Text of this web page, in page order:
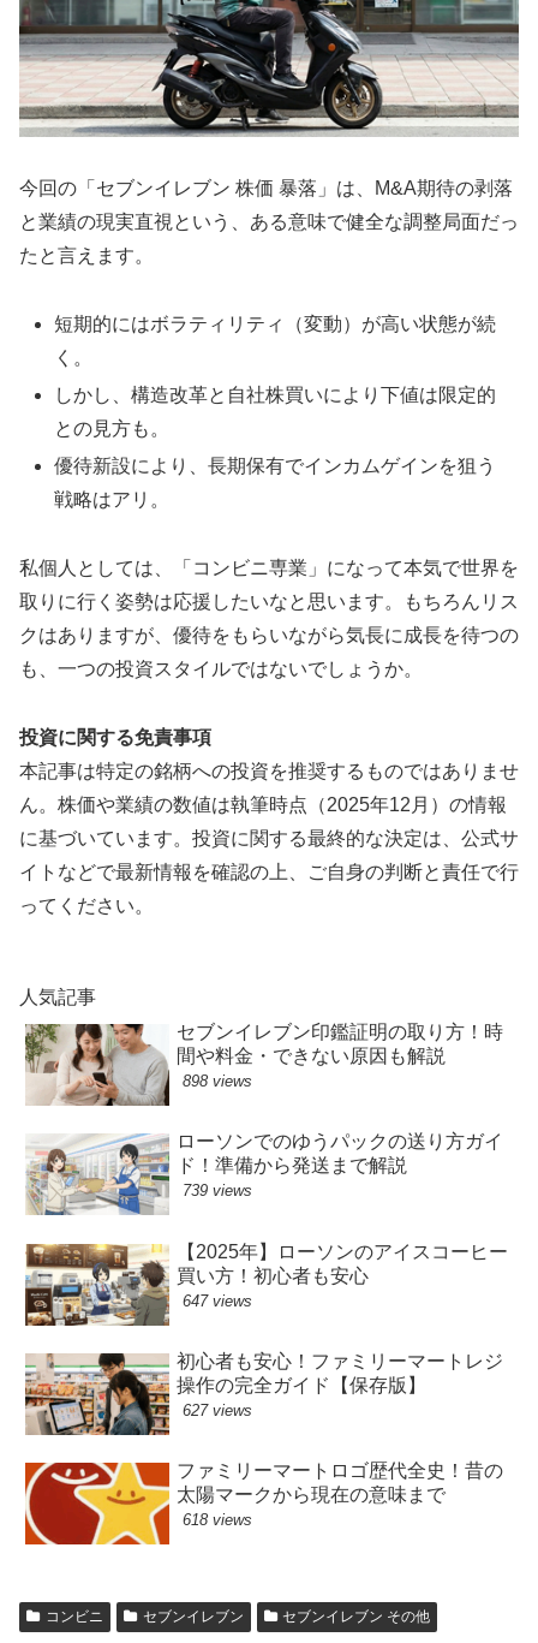
今回の「セブンイレブン 株価 暴落」は、M&A期待の剥落
と業績の現実直視という、ある意味で健全な調整局面だっ
たと言えます。
短期的にはボラティリティ（変動）が高い状態が続
く。
しかし、構造改革と自社株買いにより下値は限定的
との見方も。
優待新設により、長期保有でインカムゲインを狙う
戦略はアリ。
私個人としては、「コンビニ専業」になって本気で世界を
取りに行く姿勢は応援したいなと思います。もちろんリス
クはありますが、優待をもらいながら気長に成長を待つの
も、一つの投資スタイルではないでしょうか。
投資に関する免責事項
本記事は特定の銘柄への投資を推奨するものではありませ
ん。株価や業績の数値は執筆時点（2025年12月）の情報
に基づいています。投資に関する最終的な決定は、公式サ
イトなどで最新情報を確認の上、ご自身の判断と責任で行
ってください。
人気記事
セブンイレブン印鑑証明の取り方！時
間や料金・できない原因も解説
898 views
ローソンでのゆうパックの送り方ガイ
ド！準備から発送まで解説
739 views
【2025年】ローソンのアイスコーヒー
買い方！初心者も安心
647 views
初心者も安心！ファミリーマートレジ
操作の完全ガイド【保存版】
627 views
ファミリーマートロゴ歴代全史！昔の
太陽マークから現在の意味まで
618 views
コンビニ セブンイレブン セブンイレブン その他